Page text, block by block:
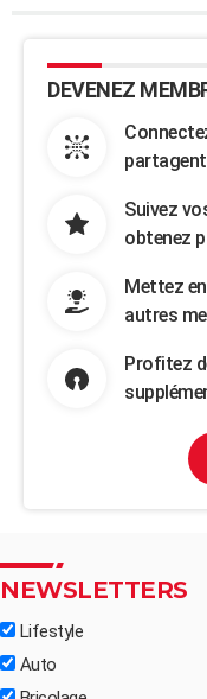
DEVENEZ
Suivez
obtenez
Mettez
autres
Profitez
NEWSLETTERS
Lifestyle
Auto